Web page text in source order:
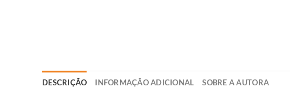
DESCRIÇÃO INFORMAÇÃO ADICIONAL SOBRE A AUTORA